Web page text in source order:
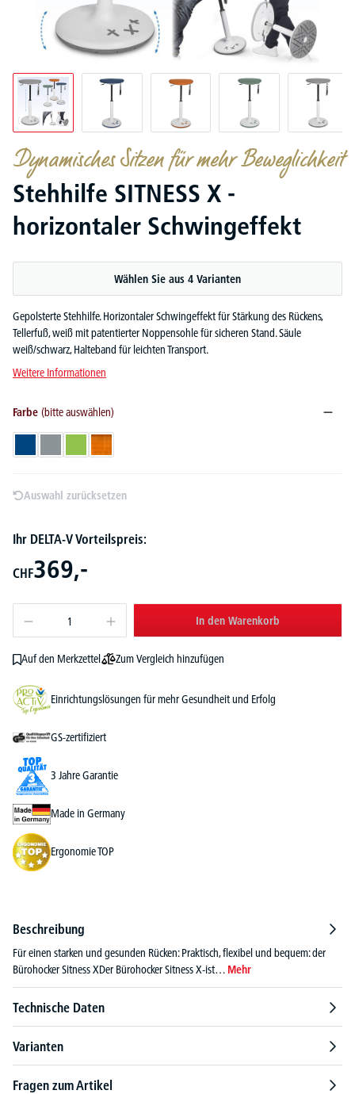
Dynamisches Sitzen für mehr Beweglichkeit
Stehhilfe SITNESS X -
horizontaler Schwingeffekt
Wählen Sie aus 4 Varianten
Gepolsterte Stehhilfe. Horizontaler Schwingeffekt für Stärkung des Rückens,
Tellerfuß, weiß mit patentierter Noppensohle für sicheren Stand. Säule
weiß/schwarz, Halteband für leichten Transport.
Weitere Informationen
Farbe (bitte auswählen)
Auswahl zurücksetzen
Ihr DELTA-V Vorteilspreis:
CHF369,-
In den Warenkorb
Auf den Merkzettel Zum Vergleich hinzufügen
Einrichtungslösungen für mehr Gesundheit und Erfolg
GS-zertifiziert
3 Jahre Garantie
Made in Germany
Ergonomie TOP
Beschreibung
Für einen starken und gesunden Rücken: Praktisch, flexibel und bequem: der
Bürohocker Sitness XDer Bürohocker Sitness X-ist… Mehr
Technische Daten
Varianten
Fragen zum Artikel